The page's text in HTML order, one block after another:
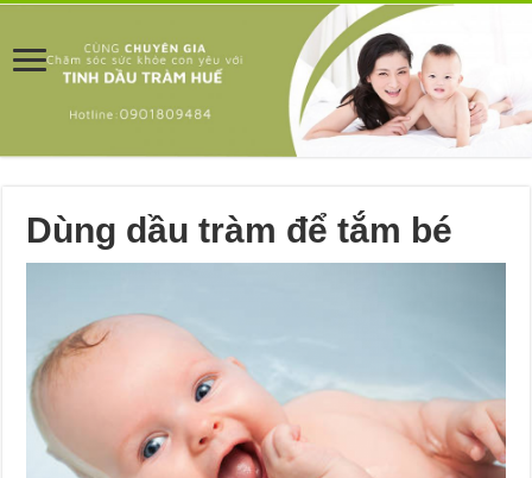
Dùng dầu tràm để tắm bé